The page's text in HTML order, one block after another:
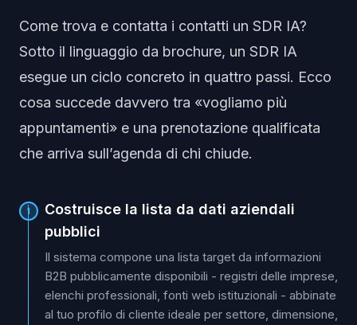
Come trova e contatta i contatti un SDR IA?
Sotto il linguaggio da brochure, un SDR IA
esegue un ciclo concreto in quattro passi. Ecco
cosa succede davvero tra «vogliamo più
appuntamenti» e una prenotazione qualificata
che arriva sull’agenda di chi chiude.
1
Costruisce la lista da dati aziendali
pubblici
Il sistema compone una lista target da informazioni
B2B pubblicamente disponibili - registri delle imprese,
elenchi professionali, fonti web istituzionali - abbinate
al tuo profilo di cliente ideale per settore, dimensione,